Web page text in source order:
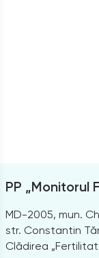
PP „Monitorul
MD-2005, mun.
str. Constantin
Clădirea